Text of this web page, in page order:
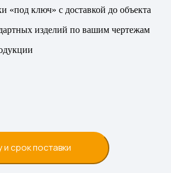
«под ключ» с доставкой до объекта
изделий по вашим чертежам
и срок поставки